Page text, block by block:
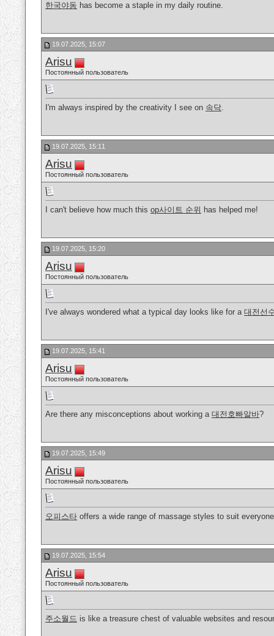
한국야동 has become a staple in my daily routine.
19.07.2025, 15:07
Arisu
Постоянный пользователь
I'm always inspired by the creativity I see on 속닥.
19.07.2025, 15:11
Arisu
Постоянный пользователь
I can't believe how much this op사이트 순위 has helped me!
19.07.2025, 15:20
Arisu
Постоянный пользователь
I've always wondered what a typical day looks like for a 대전선
19.07.2025, 15:41
Arisu
Постоянный пользователь
Are there any misconceptions about working a 대전호빠알바?
19.07.2025, 15:49
Arisu
Постоянный пользователь
오피스타 offers a wide range of massage styles to suit
19.07.2025, 15:54
Arisu
Постоянный пользователь
주소월드 is like a treasure chest of valuable websites and